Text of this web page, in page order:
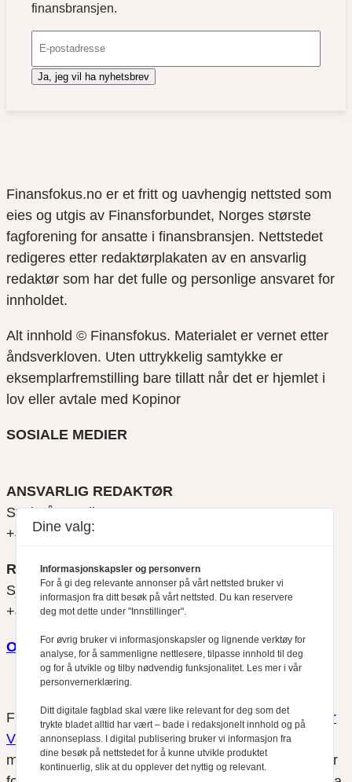
finansbransjen.
Ja, jeg vil ha nyhetsbrev
Finansfokus.no er et fritt og uavhengig nettsted som
eies og utgis av Finansforbundet, Norges største
fagforening for ansatte i finansbransjen. Nettstedet
redigeres etter redaktørplakaten av en ansvarlig
redaktør som har det fulle og personlige ansvaret for
innholdet.
Alt innhold © Finansfokus. Materialet er vernet etter
åndsverkloven. Uten uttrykkelig samtykke er
eksemplarfremstilling bare tillatt når det er hjemlet i
lov eller avtale med Kopinor
SOSIALE MEDIER
ANSVARLIG REDAKTØR
Svein Åge Eriksen
+47 900 79 547
REDAKTØR
Sjur Anda
+47 470 34 460
Om oss
Finansfokus arbeider etterRedaktørplakatenog
Vær
Varsom-plakatensregler for god presseskikk, som
medlem av Fagpressen. Finansfokus har ikke ansvar
Dine valg:
Informasjonskapsler og personvern
For å gi deg relevante annonser på vårt nettsted bruker vi
informasjon fra ditt besøk på vårt nettsted. Du kan reservere
deg mot dette under "Innstillinger".
For øvrig bruker vi informasjonskapsler og lignende verktøy for
analyse, for å sammenligne nettlesere, tilpasse innhold til deg
og for å utvikle og tilby nødvendig funksjonalitet. Les mer i vår
personvernerklæring.
Ditt digitale fagblad skal være like relevant for deg som det
trykte bladet alltid har vært – bade i redaksjonelt innhold og på
annonseplass. I digital publisering bruker vi informasjon fra
dine besøk på nettstedet for å kunne utvikle produktet
kontinuerlig, slik at du opplever det nyttig og relevant.